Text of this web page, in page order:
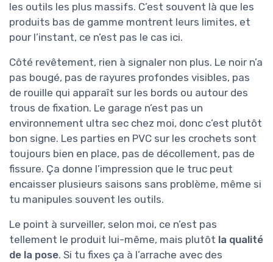
les outils les plus massifs. C’est souvent là que les
produits bas de gamme montrent leurs limites, et
pour l’instant, ce n’est pas le cas ici.
Côté revêtement, rien à signaler non plus. Le noir n’a
pas bougé, pas de rayures profondes visibles, pas
de rouille qui apparaît sur les bords ou autour des
trous de fixation. Le garage n’est pas un
environnement ultra sec chez moi, donc c’est plutôt
bon signe. Les parties en PVC sur les crochets sont
toujours bien en place, pas de décollement, pas de
fissure. Ça donne l’impression que le truc peut
encaisser plusieurs saisons sans problème, même si
tu manipules souvent les outils.
Le point à surveiller, selon moi, ce n’est pas
tellement le produit lui-même, mais plutôt la qualité
de la pose. Si tu fixes ça à l’arrache avec des